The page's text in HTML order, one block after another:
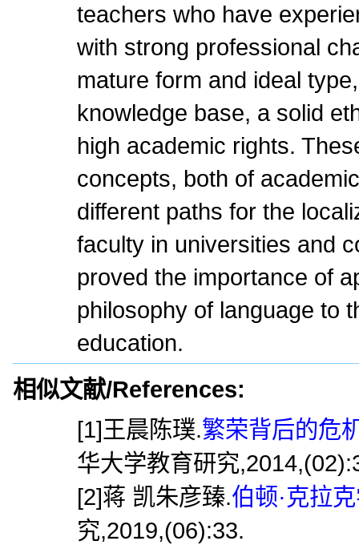
teachers who have
with strong professional
mature form and ideal
knowledge base, a solid
high academic rights.
concepts, both of
different paths for the
faculty in universities and
proved the importance of
philosophy of language to
education.
相似文献/References:
[1]王晨陈璞.繁荣背后的危
华大学教育研究
[2]蒋 凯朱彦臻.伯顿·克拉
究,2019,(06):33.